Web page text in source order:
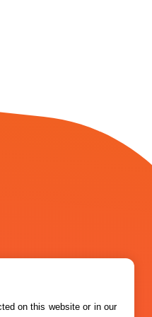
on this website or in our